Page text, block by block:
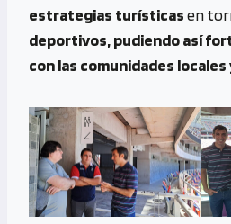
estrategias turísticasen
deportivos, pudiendo así
con las comunidades